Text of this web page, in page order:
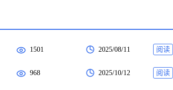
1501 2025/08/11 阅读
968 2025/10/12 阅读